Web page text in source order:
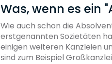
Was, wenn es ein
Wie auch schon die
erstgenannten Sozietäten
einigen weiteren Kanzleien
sind zum Beispiel